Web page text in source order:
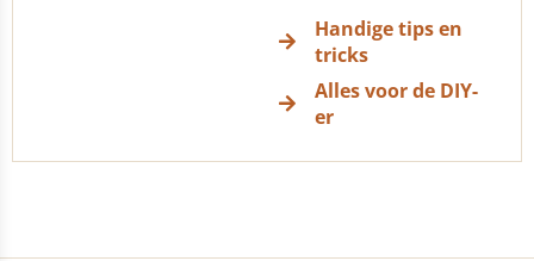
Handige tips en
tricks
Alles voor de DIY-
er